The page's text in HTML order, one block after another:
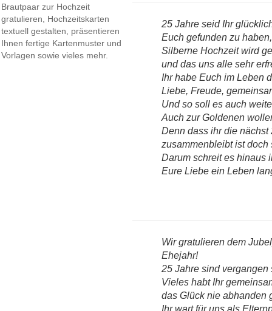
25 Jahre seid Ihr
Euch gefunden zu
Silberne Hochzeit wird
und das uns alle sehr
Ihr habe Euch im Leben
Liebe, Freude,
Und so soll es auch
Auch zur Goldenen
Denn dass ihr die nächst
zusammenbleibt ist doch
Darum schreit es hinaus
Eure Liebe ein Leben
Wir gratulieren dem
Ehejahr!
25 Jahre sind vergangen
Vieles habt Ihr
das Glück nie abhanden
Ihr wart für uns als
Brautpaar zur Hochzeit
gratulieren, Hochzeitskarten
textuell gestalten, präsentieren
Ihnen fertige Kartenmuster und
Vorlagen sowie vieles mehr.